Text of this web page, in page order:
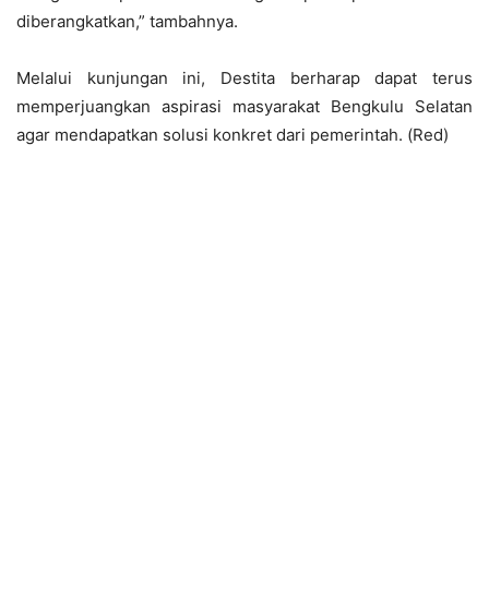
diberangkatkan,” tambahnya.
Melalui kunjungan ini, Destita berharap dapat terus
memperjuangkan aspirasi masyarakat Bengkulu Selatan
agar mendapatkan solusi konkret dari pemerintah. (Red)